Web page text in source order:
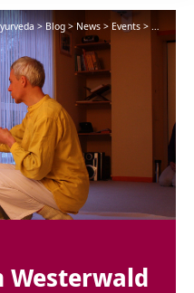
>Blog >News > Events > Krishna
Westerwald